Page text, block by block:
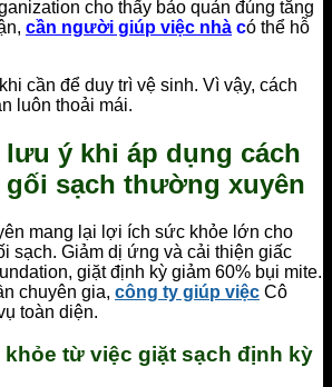
cho thấy bảo quản đúng tăng
cần người giúp việc nhà có thể hỗ
cần để duy trì vệ sinh. Vì vậy, cách
luôn thoải mái.
ý khi áp dụng cách
gối sạch thường xuyên
mang lại lợi ích sức khỏe lớn cho
sạch. Giảm dị ứng và cải thiện giấc
giặt định kỳ giảm 60% bụi mite.
chuyên gia, công ty giúp việc Cô
toàn diện.
từ việc giặt sạch định kỳ